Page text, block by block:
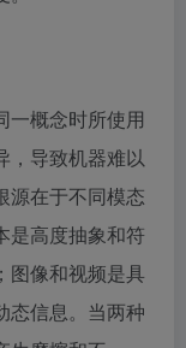
一概念时所使用
，导致机器难以
源在于不同模态
是高度抽象和符
图像和视频是具
态信息。当两种